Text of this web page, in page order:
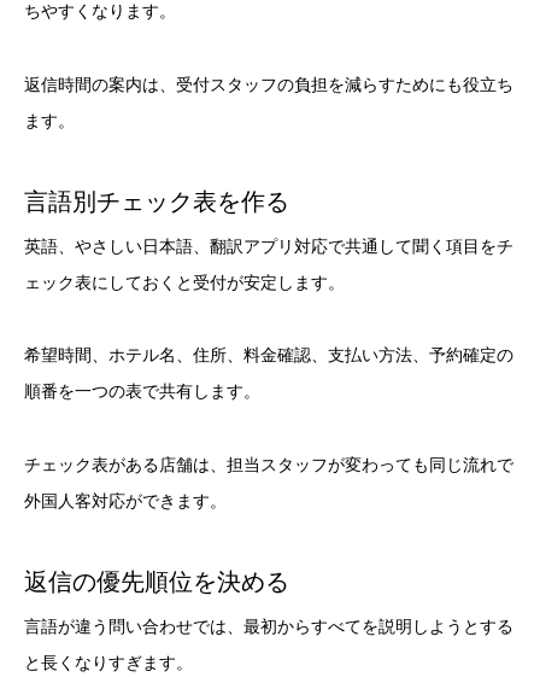
ちやすくなります。
返信時間の案内は、受付スタッフの負担を減らすためにも役立ち
ます。
言語別チェック表を作る
英語、やさしい日本語、翻訳アプリ対応で共通して聞く項目をチ
ェック表にしておくと受付が安定します。
希望時間、ホテル名、住所、料金確認、支払い方法、予約確定の
順番を一つの表で共有します。
チェック表がある店舗は、担当スタッフが変わっても同じ流れで
外国人客対応ができます。
返信の優先順位を決める
言語が違う問い合わせでは、最初からすべてを説明しようとする
と長くなりすぎます。